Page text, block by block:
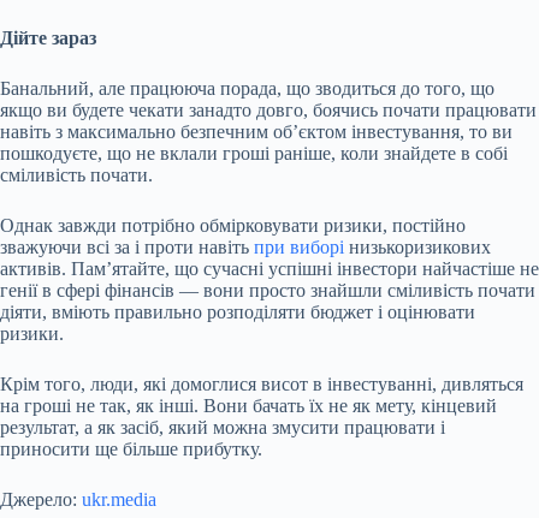
Дійте зараз
Банальний, але працююча порада, що зводиться до того, що
якщо ви будете чекати занадто довго, боячись почати працювати
навіть з максимально безпечним об’єктом інвестування, то ви
пошкодуєте, що не вклали гроші раніше, коли знайдете в собі
сміливість почати.
Однак завжди потрібно обмірковувати ризики, постійно
зважуючи всі за і проти навіть при виборі низькоризикових
активів. Пам’ятайте, що сучасні успішні інвестори найчастіше не
генії в сфері фінансів — вони просто знайшли сміливість почати
діяти, вміють правильно розподіляти бюджет і оцінювати
ризики.
Крім того, люди, які домоглися висот в інвестуванні, дивляться
на гроші не так, як інші. Вони бачать їх не як мету, кінцевий
результат, а як засіб, який можна змусити працювати і
приносити ще більше прибутку.
Джерело: ukr.media